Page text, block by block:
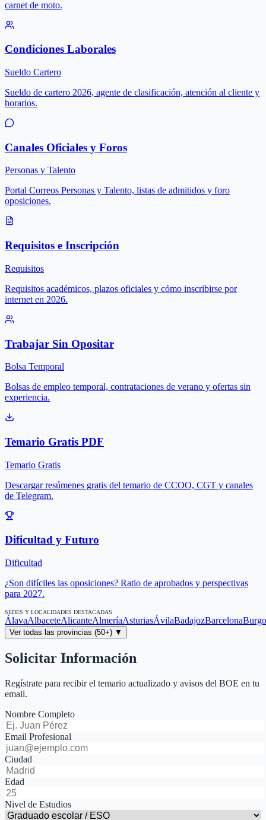
carnet de moto.
Condiciones Laborales
Sueldo Cartero
Sueldo de cartero 2026, agente de clasificación, atención al cliente y
horarios.
Canales Oficiales y Foros
Personas y Talento
Portal Correos Personas y Talento, listas de admitidos y foro
oposiciones.
Requisitos e Inscripción
Requisitos
Requisitos académicos, plazos oficiales y cómo inscribirse por
internet en 2026.
Trabajar Sin Opositar
Bolsa Temporal
Bolsas de empleo temporal, contrataciones de verano y ofertas sin
experiencia.
Temario Gratis PDF
Temario Gratis
Descargar resúmenes gratis del temario de CCOO, CGT y canales
de Telegram.
Dificultad y Futuro
Dificultad
¿Son difíciles las oposiciones? Ratio de aprobados y perspectivas
para 2027.
SEDES Y LOCALIDADES DESTACADAS
ÁlavaAlbaceteAlicanteAlmeríaAsturiasÁvilaBadajozBarcelona
Ver todas las provincias (50+) ▼
Solicitar Información
Regístrate para recibir el temario actualizado y avisos del BOE en tu
email.
Nombre Completo
Email Profesional
Ciudad
Edad
Nivel de Estudios